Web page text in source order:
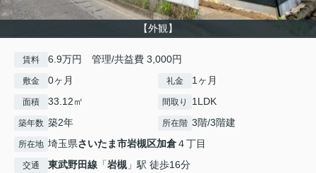
【外観】
賃料 6.9万円 管理/共益費 3,000円
敷金 0ヶ月 礼金 1ヶ月
面積 33.12㎡ 間取り 1LDK
築年数 築2年 所在階 3階/3階建
所在地 埼玉県さいたま市岩槻区加倉４丁目
交通 東武野田線 「岩槻 」駅 徒歩16分